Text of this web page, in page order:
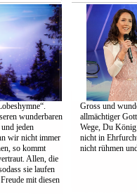
wunderbaren
jeden
wir nicht immer
so kommt
Allen, die
sie laufen
mit diesen
Gross und
allmächtiger
Wege, Du
nicht in
nicht rühmen